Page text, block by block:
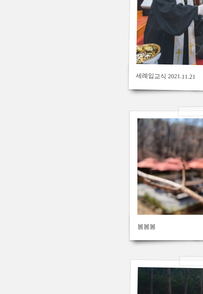
세례입교식 2021.11.21
봄봄봄
2020/03/10